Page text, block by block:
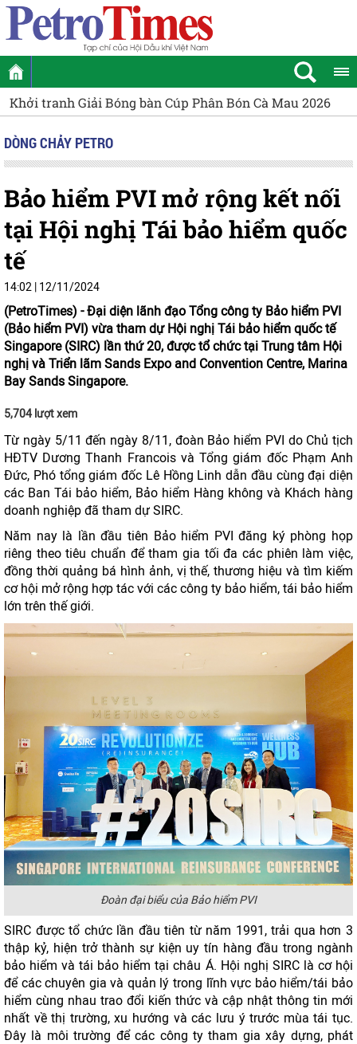
Bón Cà Mau 2026 Cụm phối hợp hoạt động Bà Rịa -
DÒNG CHẢY PETRO
Bảo hiểm PVI mở rộng kết nối
tại Hội nghị Tái bảo hiểm quốc
tế
14:02 | 12/11/2024
(PetroTimes) -Đại diện lãnh đạo Tổng công ty Bảo hiểm PVI
(Bảo hiểm PVI) vừa tham dự Hội nghị Tái bảo hiểm quốc tế
Singapore (SIRC) lần thứ 20, được tổ chức tại Trung tâm Hội
nghị và Triển lãm Sands Expo and Convention Centre, Marina
Bay Sands Singapore.
5,704 lượt xem
Từ ngày 5/11 đến ngày 8/11, đoàn Bảo hiểm PVI do Chủ tịch
HĐTV Dương Thanh Francois và Tổng giám đốc Phạm Anh
Đức, Phó tổng giám đốc Lê Hồng Linh dẫn đầu cùng đại diện
các Ban Tái bảo hiểm, Bảo hiểm Hàng không và Khách hàng
doanh nghiệp đã tham dự SIRC.
Năm nay là lần đầu tiên Bảo hiểm PVI đăng ký phòng họp
riêng theo tiêu chuẩn để tham gia tối đa các phiên làm việc,
đồng thời quảng bá hình ảnh, vị thế, thương hiệu và tìm kiếm
cơ hội mở rộng hợp tác với các công ty bảo hiểm, tái bảo hiểm
lớn trên thế giới.
Đoàn đại biểu của Bảo hiểm PVI
SIRC được tổ chức lần đầu tiên từ năm 1991, trải qua hơn 3
thập kỷ, hiện trở thành sự kiện uy tín hàng đầu trong ngành
bảo hiểm và tái bảo hiểm tại châu Á. Hội nghị SIRC là cơ hội
để các chuyên gia và quản lý trong lĩnh vực bảo hiểm/tái bảo
hiểm cùng nhau trao đổi kiến thức và cập nhật thông tin mới
nhất về thị trường, xu hướng và các lưu ý trước mùa tái tục.
Đây là môi trường để các công ty tham gia xây dựng, phát